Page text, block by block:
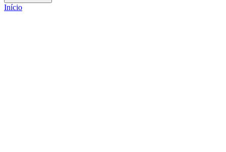
Início